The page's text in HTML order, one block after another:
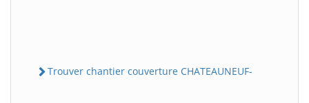
Trouver chantier couverture CHATEAUNEUF-